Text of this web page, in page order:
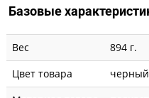
Базовые
Вес
894 г.
Цвет товара